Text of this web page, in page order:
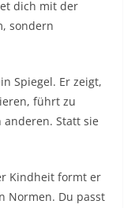
dich mit der
sondern
Spiegel. Er zeigt,
führt zu
anderen. Statt sie
Kindheit formt er
Normen. Du passt